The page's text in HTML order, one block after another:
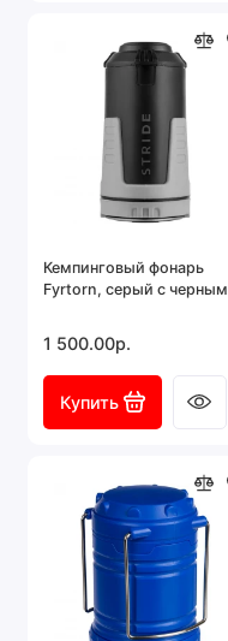
Кемпинговый фонарь
Fyrtorn, серый с черным
1 500.00р.
Купить